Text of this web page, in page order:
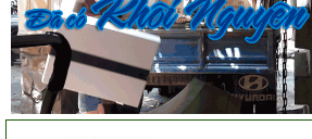
Khảo sát nhanh, giá cả hợp lý.
công ty ngày càng phát triển. Cảm